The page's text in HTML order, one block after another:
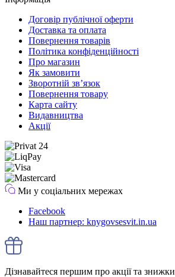
Договір публічної оферти
Доставка та оплата
Повернення товарів
Політика конфіденційності
Про магазин
Як замовити
Зворотній зв’язок
Повернення товару
Карта сайту
Видавництва
Акції
Ми у соціальних мережах
Facebook
Наш партнер: knygovsesvit.in.ua
Дізнавайтеся першим про акції та знижки